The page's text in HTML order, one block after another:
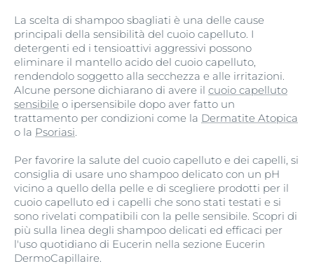
La scelta di shampoo sbagliati è una delle cause
principali della sensibilità del cuoio capelluto. I
detergenti ed i tensioattivi aggressivi possono
eliminare il mantello acido del cuoio capelluto,
rendendolo soggetto alla secchezza e alle irritazioni.
Alcune persone dichiarano di avere il cuoio capelluto
sensibile o ipersensibile dopo aver fatto un
trattamento per condizioni come la Dermatite Atopica
o la Psoriasi.
Per favorire la salute del cuoio capelluto e dei capelli, si
consiglia di usare uno shampoo delicato con un pH
vicino a quello della pelle e di scegliere prodotti per il
cuoio capelluto ed i capelli che sono stati testati e si
sono rivelati compatibili con la pelle sensibile. Scopri di
più sulla linea degli shampoo delicati ed efficaci per
l'uso quotidiano di Eucerin nella sezione Eucerin
DermoCapillaire.